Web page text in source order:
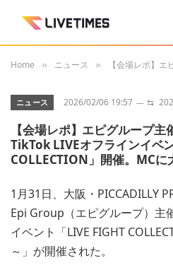
Home » ニュース » 【会場レポ】エピグループ主催、西日本最大
ニュース 2026/02/06 19:57 ⇆
【会場レポ】エピグループ
TikTok LIVEオフラインイベ
COLLECTION」開催。MCに
1月31日、大阪・PICCADILLY
Epi Group（エピグループ）主
イベント「LIVE FIGHT
～」が開催された。